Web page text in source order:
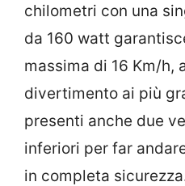
chilometri con una
da 160 watt
massima di 16 Km/h,
divertimento ai più
presenti anche due
inferiori per far
in completa